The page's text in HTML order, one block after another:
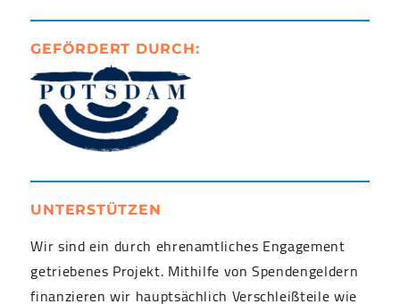
GEFÖRDERT DURCH:
UNTERSTÜTZEN
Wir sind ein durch ehrenamtliches Engagement
getriebenes Projekt. Mithilfe von Spendengeldern
finanzieren wir hauptsächlich Verschleißteile wie